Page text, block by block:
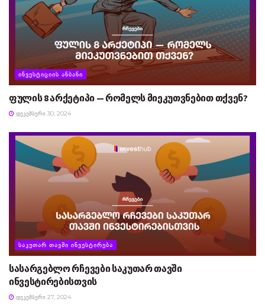
ᲘᲜᲕᲔᲡᲢᲘᲪᲘᲘᲡ ᲐᲜᲑᲐᲜᲘ
ფულის 8 არქეტიპი — რომელს მიეკუთვნებით თქვენ?
ᲓᲔᲙᲔᲛᲑᲔᲠᲘ 30, 2024
ᲡᲐᲙᲣᲗᲐᲠ ᲗᲐᲕᲨᲘ ᲘᲜᲕᲔᲡᲢᲘᲠᲔᲑᲐ
სასარგებლო რჩევები საკუთარ თავში
ინვესტირებისთვის
ᲓᲔᲙᲔᲛᲑᲔᲠᲘ 27, 2024